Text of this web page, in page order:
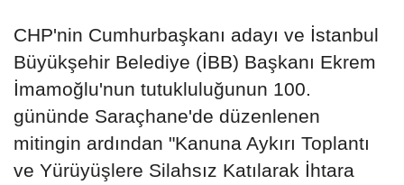
CHP'nin Cumhurbaşkanı adayı ve İstanbul
Büyükşehir Belediye (İBB) Başkanı Ekrem
İmamoğlu'nun tutukluluğunun 100.
gününde Saraçhane'de düzenlenen
mitingin ardından "Kanuna Aykırı Toplantı
ve Yürüyüşlere Silahsız Katılarak İhtara